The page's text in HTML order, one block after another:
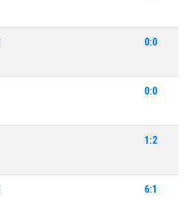
0:0
0:0
1:2
6:1